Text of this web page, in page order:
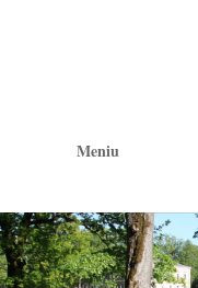
Meniu